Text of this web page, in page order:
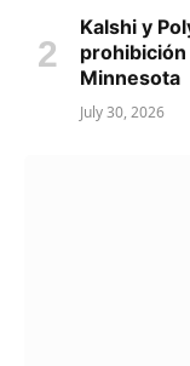
Kalshi y
Minnesota
July 30, 2026